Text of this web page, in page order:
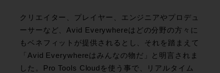
クリエイター、プレイヤー、エンジニアやプロデュ
ーサーなど、Avid Everywhereはどの分野の方々に
もベネフィットが提供されるとし、それを踏まえて
「Avid Everywhereはみんなの物だ」と明言されま
した。Pro Tools Cloudを使う事で、リアルタイム